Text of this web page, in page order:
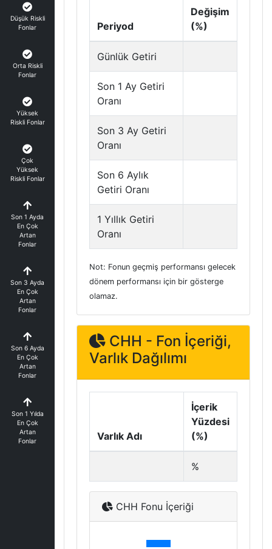
Düşük Riskli
Fonlar
Orta Riskli
Fonlar
Yüksek
Riskli Fonlar
Çok
Yüksek
Riskli Fonlar
Son 1 Ayda
En Çok
Artan
Fonlar
Son 3 Ayda
En Çok
Artan
Fonlar
Son 6 Ayda
En Çok
Artan
Fonlar
Son 1 Yılda
En Çok
Artan
Fonlar
Periyod
Değişim
(%)
Günlük Getiri
Son 1 Ay Getiri
Oranı
Son 3 Ay Getiri
Oranı
Son 6 Aylık
Getiri Oranı
1 Yıllık Getiri
Oranı
Not: Fonun geçmiş performansı gelecek
dönem performansı için bir gösterge
olamaz.
CHH - Fon İçeriği,
Varlık Dağılımı
Varlık Adı
İçerik
Yüzdesi
(%)
%
CHH Fonu İçeriği